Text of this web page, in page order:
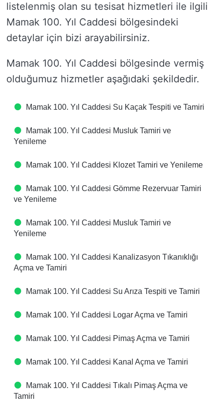
listelenmiş olan su tesisat hizmetleri ile ilgili
Mamak 100. Yıl Caddesi bölgesindeki
detaylar için bizi arayabilirsiniz.
Mamak 100. Yıl Caddesi bölgesinde vermiş
olduğumuz hizmetler aşağıdaki şekildedir.
Mamak 100. Yıl Caddesi Su Kaçak Tespiti ve Tamiri
Mamak 100. Yıl Caddesi Musluk Tamiri ve
Yenileme
Mamak 100. Yıl Caddesi Klozet Tamiri ve Yenileme
Mamak 100. Yıl Caddesi Gömme Rezervuar Tamiri
ve Yenileme
Mamak 100. Yıl Caddesi Musluk Tamiri ve
Yenileme
Mamak 100. Yıl Caddesi Kanalizasyon Tıkanıklığı
Açma ve Tamiri
Mamak 100. Yıl Caddesi Su Arıza Tespiti ve Tamiri
Mamak 100. Yıl Caddesi Logar Açma ve Tamiri
Mamak 100. Yıl Caddesi Pimaş Açma ve Tamiri
Mamak 100. Yıl Caddesi Kanal Açma ve Tamiri
Mamak 100. Yıl Caddesi Tıkalı Pimaş Açma ve
Tamiri